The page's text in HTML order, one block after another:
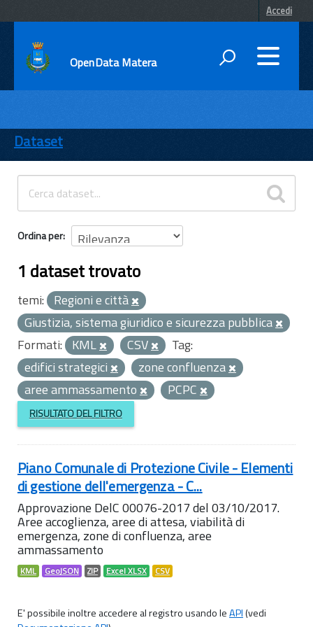
Accedi
OpenData Matera
ENTI
TEMI
INFORMAZIONI
Dataset
Ordina per
1 dataset trovato
temi: Regioni e città
Giustizia, sistema giuridico e sicurezza pubblica
Formati: KML CSV
Tag:
edifici strategici
zone confluenza
aree ammassamento
PCPC
RISULTATO DEL FILTRO
Piano Comunale di Protezione Civile - Elementi
di gestione dell'emergenza - C...
Approvazione DelC 00076-2017 del 03/10/2017.
Aree accoglienza, aree di attesa, viabilità di
emergenza, zone di confluenza, aree
ammassamento
KML GeoJSON ZIP Excel XLSX CSV
E' possibile inoltre accedere al registro usando leAPI(vedi